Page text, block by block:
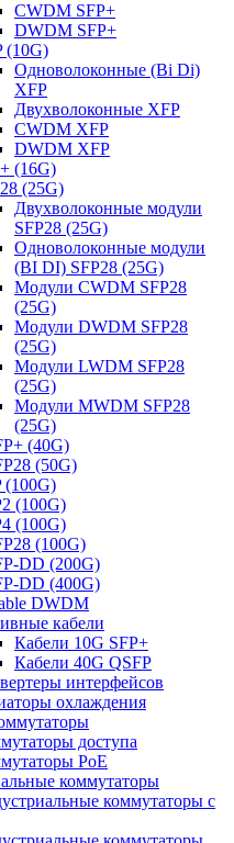
CWDM SFP+
DWDM SFP+
(10G)
Одноволоконные (Bi Di)
XFP
Двухволоконные XFP
CWDM XFP
DWDM XFP
(16G)
(25G)
Двухволоконные модули
SFP28 (25G)
Одноволоконные модули
(BI DI) SFP28 (25G)
Модули CWDM SFP28
(25G)
Модули DWDM SFP28
(25G)
Модули LWDM SFP28
(25G)
Модули MWDM SFP28
(25G)
(40G)
(50G)
(100G)
(100G)
(100G)
(100G)
DD (200G)
DD (400G)
DWDM
кабели
Кабели 10G SFP+
Кабели 40G QSFP
интерфейсов
охлаждения
доступа
PoE
коммутаторы
коммутаторы с